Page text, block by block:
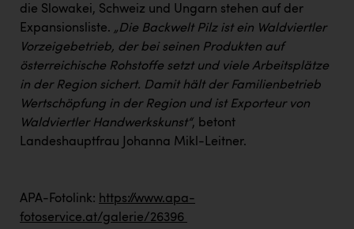
RUBBLE MASTER
Ruderclub Wels
SCRI - Salzburg Cancer Research Institute
SCHMACHTL GmbH
Schwingshandl - automation technology gmbh
Smurfit Westrock Nettingsdorf
die Slowakei, Schweiz und Ungarn stehen auf der
Expansionsliste. „Die Backwelt Pilz ist ein Waldviertler
Vorzeigebetrieb, der bei seinen Produkten auf
österreichische Rohstoffe setzt und viele Arbeitsplätze
in der Region sichert. Damit hält der Familienbetrieb
Wertschöpfung in der Region und ist Exporteur von
Waldviertler Handwerkskunst“, betont
Landeshauptfrau Johanna Mikl-Leitner.
APA-Fotolink: https://www.apa-
fotoservice.at/galerie/26396